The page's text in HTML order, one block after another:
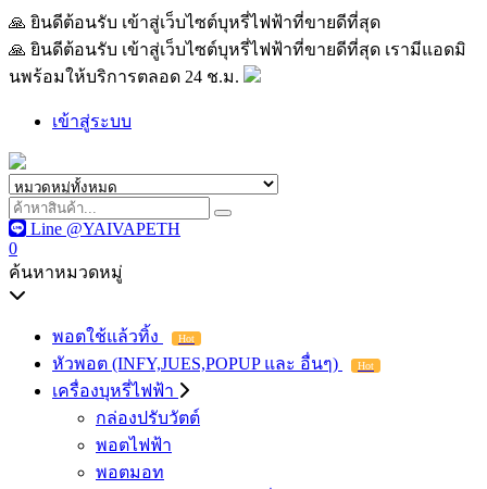
🙏 ยินดีต้อนรับ เข้าสู่เว็บไซต์บุหรี่ไฟฟ้าที่ขายดีที่สุด เรามีแอดมิน
🙏 ยินดีต้อนรับ เข้าสู่เว็บไซต์บุหรี่ไฟฟ้าที่ขายดีที่สุด เรามีแอดมิ
นพร้อมให้บริการตลอด 24 ช.ม.
เข้าสู่ระบบ
Line @YAIVAPETH
0
ค้นหาหมวดหมู่
พอตใช้แล้วทิ้ง Hot
หัวพอต (INFY,JUES,POPUP และ อื่นๆ) Hot
เครื่องบุหรี่ไฟฟ้า
กล่องปรับวัตต์
พอตไฟฟ้า
พอตมอท